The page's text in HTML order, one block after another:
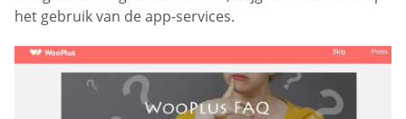
het gebruik van de app-services.